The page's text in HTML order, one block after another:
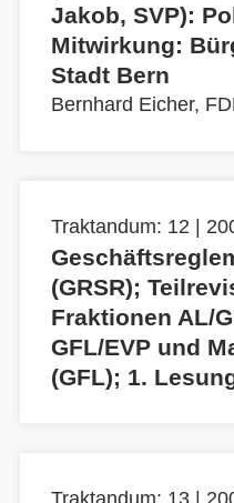
Jakob, SVP):
Mitwirkung:
Stadt Bern
Bernhard Eicher,
Traktandum: 12 |
(GRSR);
Fraktionen AL/
GFL/EVP und
(GFL); 1.